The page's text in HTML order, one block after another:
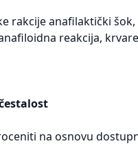
rakcije anafilaktički šok,
reakcija,
na osnovu